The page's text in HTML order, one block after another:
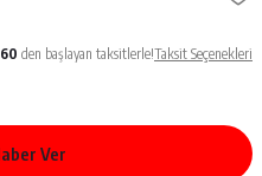
den başlayan taksitlerle!Taksit Seçenekleri
Ver